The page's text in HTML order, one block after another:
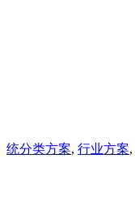
统分类方案, 行业方案,